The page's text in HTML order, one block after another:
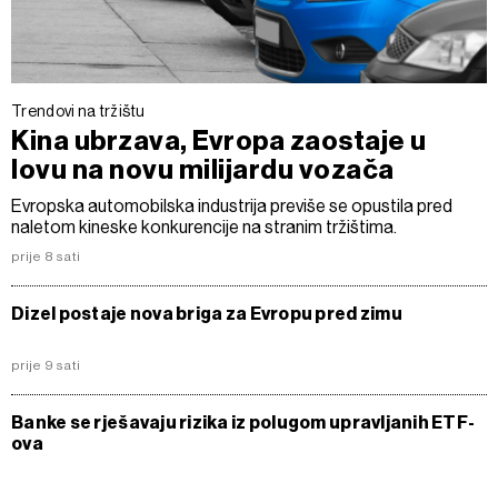
Trendovi na tržištu
Kina ubrzava, Evropa zaostaje u
lovu na novu milijardu vozača
Evropska automobilska industrija previše se opustila pred
naletom kineske konkurencije na stranim tržištima.
prije 8 sati
Dizel postaje nova briga za Evropu pred zimu
prije 9 sati
Banke se rješavaju rizika iz polugom upravljanih ETF-
ova